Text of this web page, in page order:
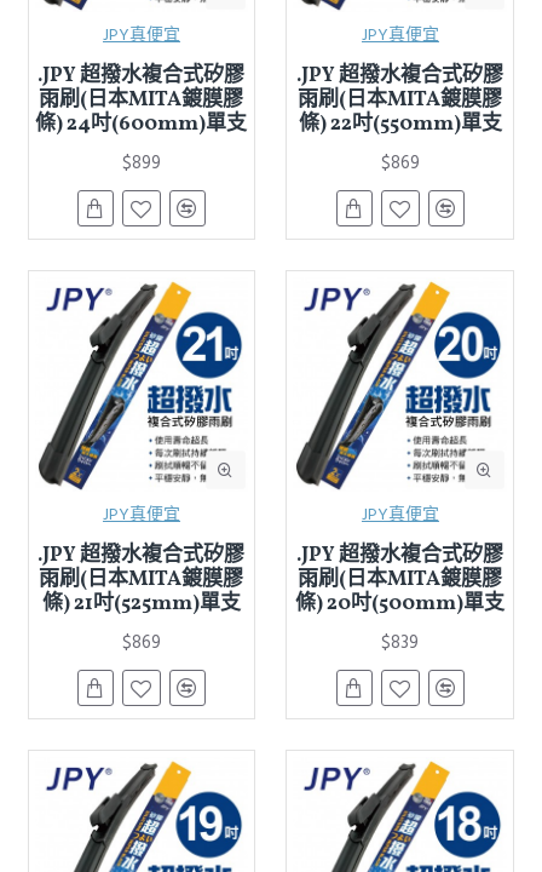
JPY真便宜
.JPY 超撥水複合式矽膠
雨刷(日本MITA鍍膜膠
條) 24吋(600mm)單支
$899
JPY真便宜
.JPY 超撥水複合式矽膠
雨刷(日本MITA鍍膜膠
條) 22吋(550mm)單支
$869
JPY真便宜
.JPY 超撥水複合式矽膠
雨刷(日本MITA鍍膜膠
條) 21吋(525mm)單支
$869
JPY真便宜
.JPY 超撥水複合式矽膠
雨刷(日本MITA鍍膜膠
條) 20吋(500mm)單支
$839